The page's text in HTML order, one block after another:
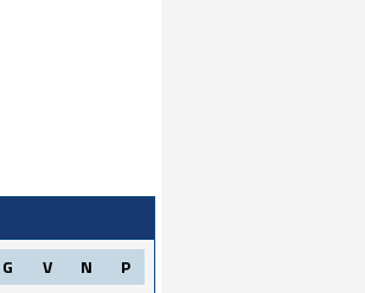
G V N P